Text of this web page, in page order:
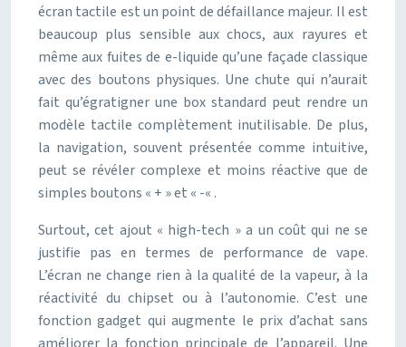
écran tactile est un point de défaillance majeur. Il est
beaucoup plus sensible aux chocs, aux rayures et
même aux fuites de e-liquide qu’une façade classique
avec des boutons physiques. Une chute qui n’aurait
fait qu’égratigner une box standard peut rendre un
modèle tactile complètement inutilisable. De plus,
la navigation, souvent présentée comme intuitive,
peut se révéler complexe et moins réactive que de
simples boutons « + » et « -« .
Surtout, cet ajout « high-tech » a un coût qui ne se
justifie pas en termes de performance de vape.
L’écran ne change rien à la qualité de la vapeur, à la
réactivité du chipset ou à l’autonomie. C’est une
fonction gadget qui augmente le prix d’achat sans